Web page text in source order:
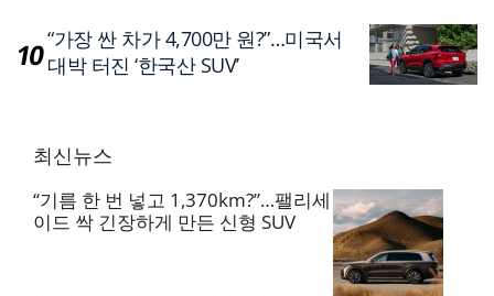
“가장 싼 차가 4,700만 원?”…미국서
대박 터진 ‘한국산 SUV’
최신뉴스
“기름 한 번 넣고 1,370km?”…팰리세
이드 싹 긴장하게 만든 신형 SUV